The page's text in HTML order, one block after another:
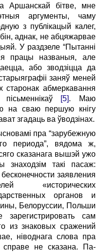
Аршанскай бітве, мне
аргументы, чаму
з публікацый калег,
аднак, не абцяжарвае
У раздзеле “Пытанні
працы названыя, але
або зводзіцца да
заняў меней
старонак абмеркавання
[5]. Маю
на сваю першую кнігу
згадаць ва ўводзінах.
пра “зарубежную
периода”, вядома ж,
сказанага вышэй ужо
такі пасаж:
заявления
«исторических
органов и
Белоруссии, Польши
сам
из знаковых сражений
ніводнага слова пра
не сказана. Па-